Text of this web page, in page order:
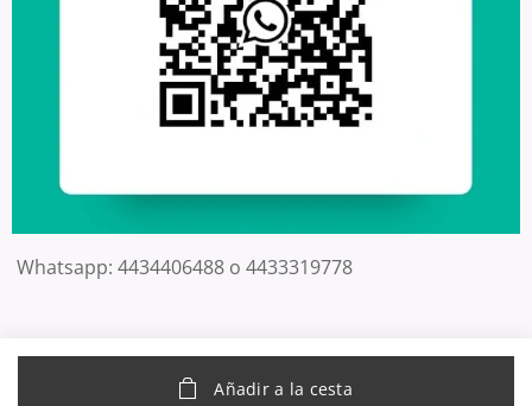
Añadir a la cesta
Whatsapp: 4434406488 o 4433319778